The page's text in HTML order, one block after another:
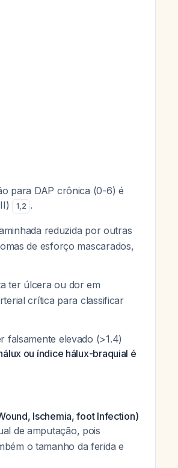
para DAP crônica (0-6) é
1,2 .
reduzida por outras
de esforço mascarados,
ter úlcera ou dor em
crítica para classificar
falsamente elevado (>1.4)
ou índice hálux-braquial é
Ischemia, foot Infection)
de amputação, pois
o tamanho da ferida e